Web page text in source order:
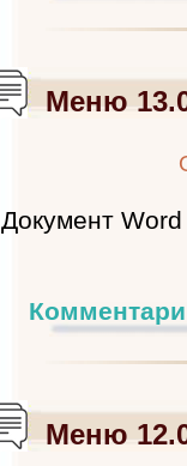
Меню
Документ Word
Меню